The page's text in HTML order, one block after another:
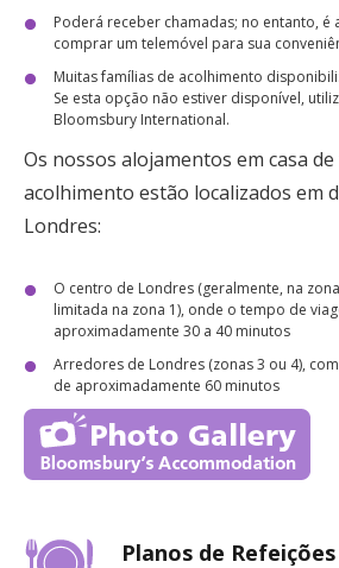
Poderá receber chamadas; no entanto, é
comprar um telemóvel para sua
Muitas famílias de acolhimento
Se esta opção não estiver disponível,
Bloomsbury International.
Os nossos alojamentos em casa
acolhimento estão localizados em
Londres:
O centro de Londres (geralmente, na
limitada na zona 1), onde o tempo de
aproximadamente 30 a 40 minutos
Arredores de Londres (zonas 3 ou 4),
de aproximadamente 60 minutos
Planos de Refeições